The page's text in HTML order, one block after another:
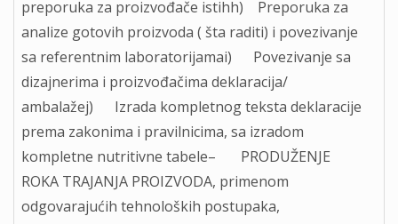
preporuka za proizvođače istihh) Preporuka za
analize gotovih proizvoda ( šta raditi) i povezivanje
sa referentnim laboratorijamai) Povezivanje sa
dizajnerima i proizvođačima deklaracija/
ambalažej) Izrada kompletnog teksta deklaracije
prema zakonima i pravilnicima, sa izradom
kompletne nutritivne tabele– PRODUŽENJE
ROKA TRAJANJA PROIZVODA, primenom
odgovarajućih tehnoloških postupaka,